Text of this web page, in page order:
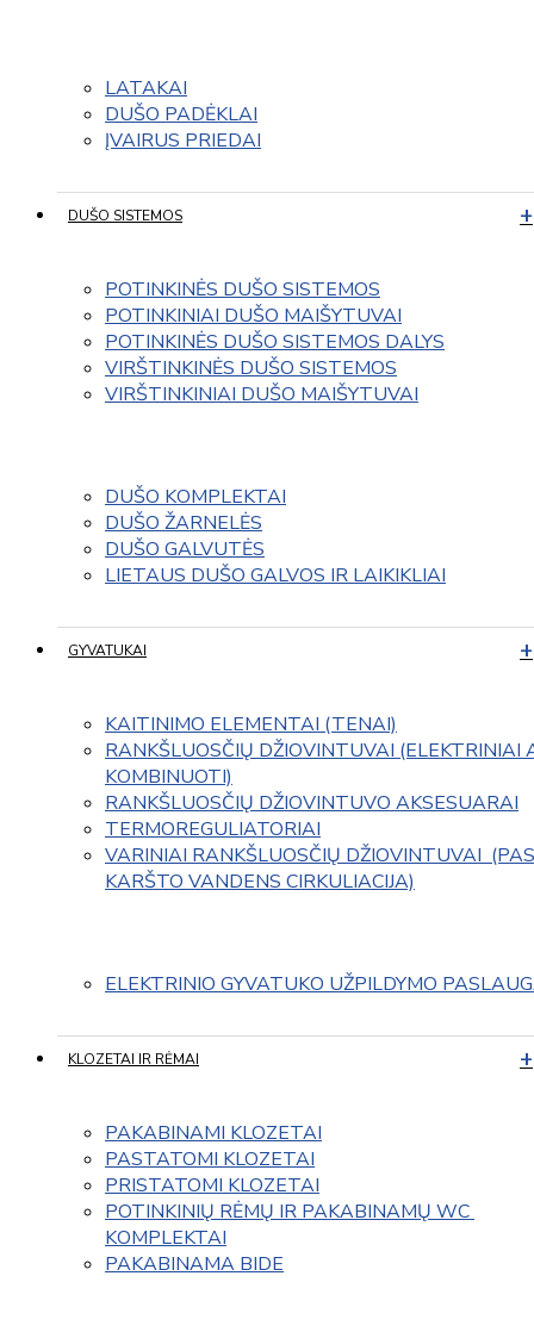
LATAKAI
DUŠO PADĖKLAI
ĮVAIRUS PRIEDAI
DUŠO SISTEMOS
POTINKINĖS DUŠO SISTEMOS
POTINKINIAI DUŠO MAIŠYTUVAI
POTINKINĖS DUŠO SISTEMOS DALYS
VIRŠTINKINĖS DUŠO SISTEMOS
VIRŠTINKINIAI DUŠO MAIŠYTUVAI
DUŠO KOMPLEKTAI
DUŠO ŽARNELĖS
DUŠO GALVUTĖS
LIETAUS DUŠO GALVOS IR LAIKIKLIAI
GYVATUKAI
KAITINIMO ELEMENTAI (TENAI)
RANKŠLUOSČIŲ DŽIOVINTUVAI (ELEKTRINIAI
KOMBINUOTI)
RANKŠLUOSČIŲ DŽIOVINTUVO AKSESUARAI
TERMOREGULIATORIAI
VARINIAI RANKŠLUOSČIŲ DŽIOVINTUVAI
KARŠTO VANDENS CIRKULIACIJA)
ELEKTRINIO GYVATUKO UŽPILDYMO
KLOZETAI IR RĖMAI
PAKABINAMI KLOZETAI
PASTATOMI KLOZETAI
PRISTATOMI KLOZETAI
POTINKINIŲ RĖMŲ IR PAKABINAMŲ WC
KOMPLEKTAI
PAKABINAMA BIDE